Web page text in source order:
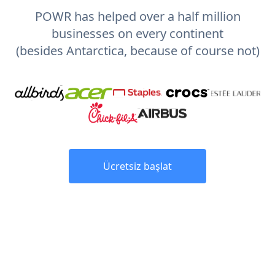
POWR has helped over a half million
businesses on every continent
(besides Antarctica, because of course not)
Ücretsiz başlat